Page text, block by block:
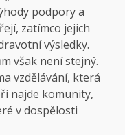
podpory a
zatímco jejich
výsledky.
však není stejný.
vzdělávání, která
najde komunity,
v dospělosti